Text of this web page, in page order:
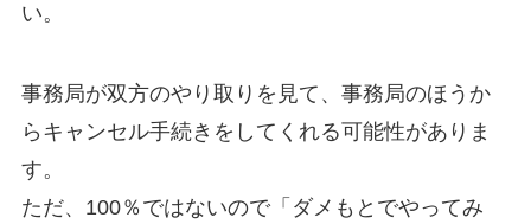
い。
事務局が双方のやり取りを見て、事務局のほうか
らキャンセル手続きをしてくれる可能性がありま
す。
ただ、100％ではないので「ダメもとでやってみ